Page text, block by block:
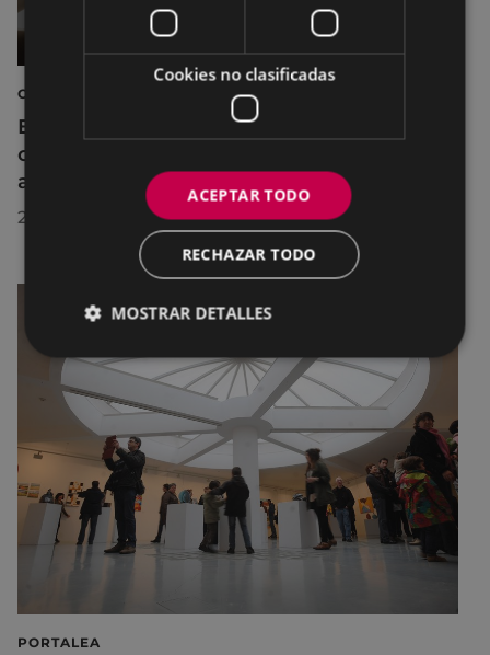
CINE AL AIRE LIBRE
El cine al aire libre regresa a Untzaga con
cuatro proyecciones durante el mes de
agosto
22/07/2026
PORTALEA
Cookies no clasificadas
ACEPTAR TODO
RECHAZAR TODO
MOSTRAR DETALLES